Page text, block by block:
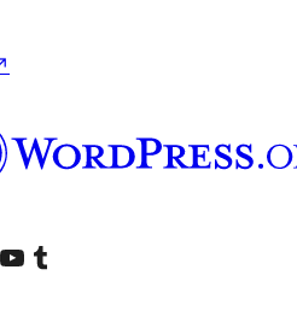
besuchenbesuchen
von WordPress.org besuchen
Den YouTube-Kanal von WordPress.org besuchen
Das Tumblr-Konto von WordPress.org besuchen